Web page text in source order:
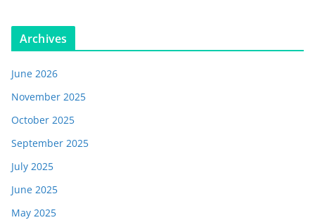
Archives
June 2026
November 2025
October 2025
September 2025
July 2025
June 2025
May 2025